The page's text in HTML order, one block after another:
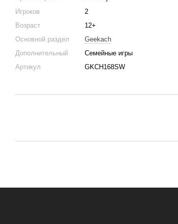
Игроков
2
Возраст
12+
Основной раздел
Geekach
Дополнительный
Семейные игры
Артикул
GKCH168SW